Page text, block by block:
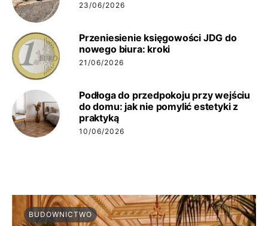
23/06/2026
Przeniesienie księgowości JDG do
nowego biura: kroki
21/06/2026
Podłoga do przedpokoju przy wejściu
do domu: jak nie pomylić estetyki z
praktyką
10/06/2026
BUDOWNICTWO